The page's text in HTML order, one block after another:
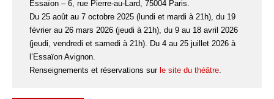
Essaïon – 6, rue Pierre-au-Lard, 75004 Paris.
Du 25 août au 7 octobre 2025 (lundi et mardi à 21h), du 19
février au 26 mars 2026 (jeudi à 21h), du 9 au 18 avril 2026
(jeudi, vendredi et samedi à 21h). Du 4 au 25 juillet 2026 à
l’Essaïon Avignon.
Renseignements et réservations sur le site du théâtre.